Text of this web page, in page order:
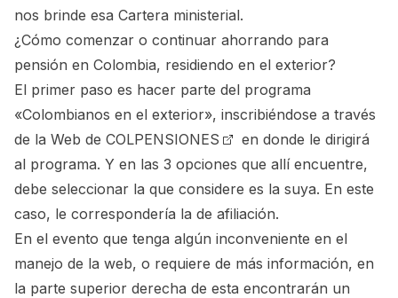
nos brinde esa Cartera ministerial.
¿Cómo comenzar o continuar ahorrando para
pensión en Colombia, residiendo en el exterior?
El primer paso es hacer parte del programa
«Colombianos en el exterior», inscribiéndose a través
de la Web de COLPENSIONES
en donde le dirigirá
al programa. Y en las 3 opciones que allí encuentre,
debe seleccionar la que considere es la suya. En este
caso, le correspondería la de afiliación.
En el evento que tenga algún inconveniente en el
manejo de la web, o requiere de más información, en
la parte superior derecha de esta encontrarán un